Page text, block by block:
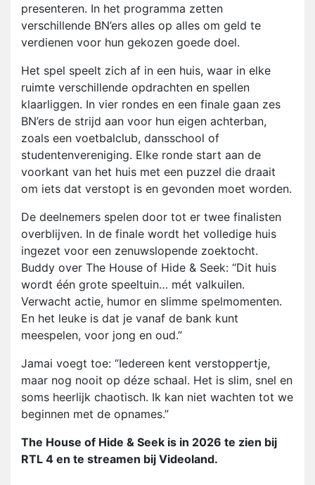
presenteren. In het programma zetten
verschillende BN’ers alles op alles om geld te
verdienen voor hun gekozen goede doel.
Het spel speelt zich af in een huis, waar in elke
ruimte verschillende opdrachten en spellen
klaarliggen. In vier rondes en een finale gaan zes
BN’ers de strijd aan voor hun eigen achterban,
zoals een voetbalclub, dansschool of
studentenvereniging. Elke ronde start aan de
voorkant van het huis met een puzzel die draait
om iets dat verstopt is en gevonden moet worden.
De deelnemers spelen door tot er twee finalisten
overblijven. In de finale wordt het volledige huis
ingezet voor een zenuwslopende zoektocht.
Buddy over The House of Hide & Seek: “Dit huis
wordt één grote speeltuin… mét valkuilen.
Verwacht actie, humor en slimme spelmomenten.
En het leuke is dat je vanaf de bank kunt
meespelen, voor jong en oud.”
Jamai voegt toe: “Iedereen kent verstoppertje,
maar nog nooit op déze schaal. Het is slim, snel en
soms heerlijk chaotisch. Ik kan niet wachten tot we
beginnen met de opnames.”
The House of Hide & Seek is in 2026 te zien bij
RTL 4 en te streamen bij Videoland.